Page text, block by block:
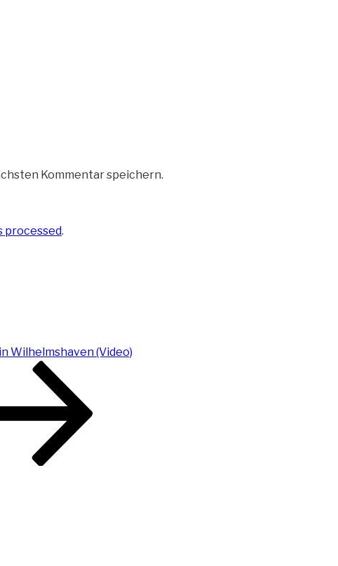
Kommentar speichern.
processed.
Wilhelmshaven (Video)